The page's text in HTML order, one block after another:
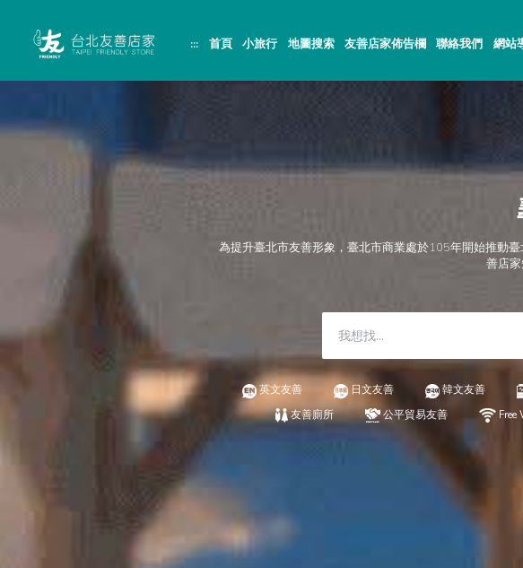
容
::: 首頁 小旅行 地圖搜索 友善店家佈告欄 聯絡我們 網站
為提升臺北市友善形象，臺北市商業處於105年開始推動
善店
英文友善 日文友善 韓文友善
友善廁所
公平貿易友善 Free